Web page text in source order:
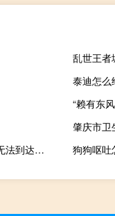
乱世王者
泰迪怎么
“赖有东
肇庆市卫
蜂鸟机器人原理（蜂鸟机器人可以用人工智能快速到达无人机无法到达的地方）
狗狗呕吐